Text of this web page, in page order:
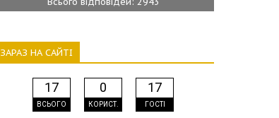
ЗАРАЗ НА САЙТІ
17
ВСЬОГО
0
КОРИСТ.
17
ГОСТІ